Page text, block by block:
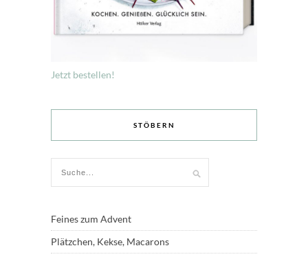
Jetzt bestellen!
STÖBERN
Feines zum Advent
Plätzchen, Kekse, Macarons